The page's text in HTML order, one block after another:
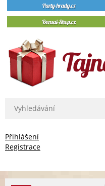
Přihlášení
Registrace